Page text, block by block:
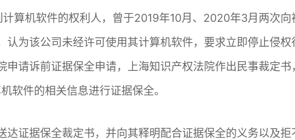
算机软件的权利人，曾于2019年10月、2020年3月两次
认为该公司未经许可使用其计算机软件，要求立即停止侵
申请诉前证据保全申请，上海知识产权法院作出民事裁定
软件的相关信息进行证据保全。
达证据保全裁定书，并向其释明配合证据保全的义务以及